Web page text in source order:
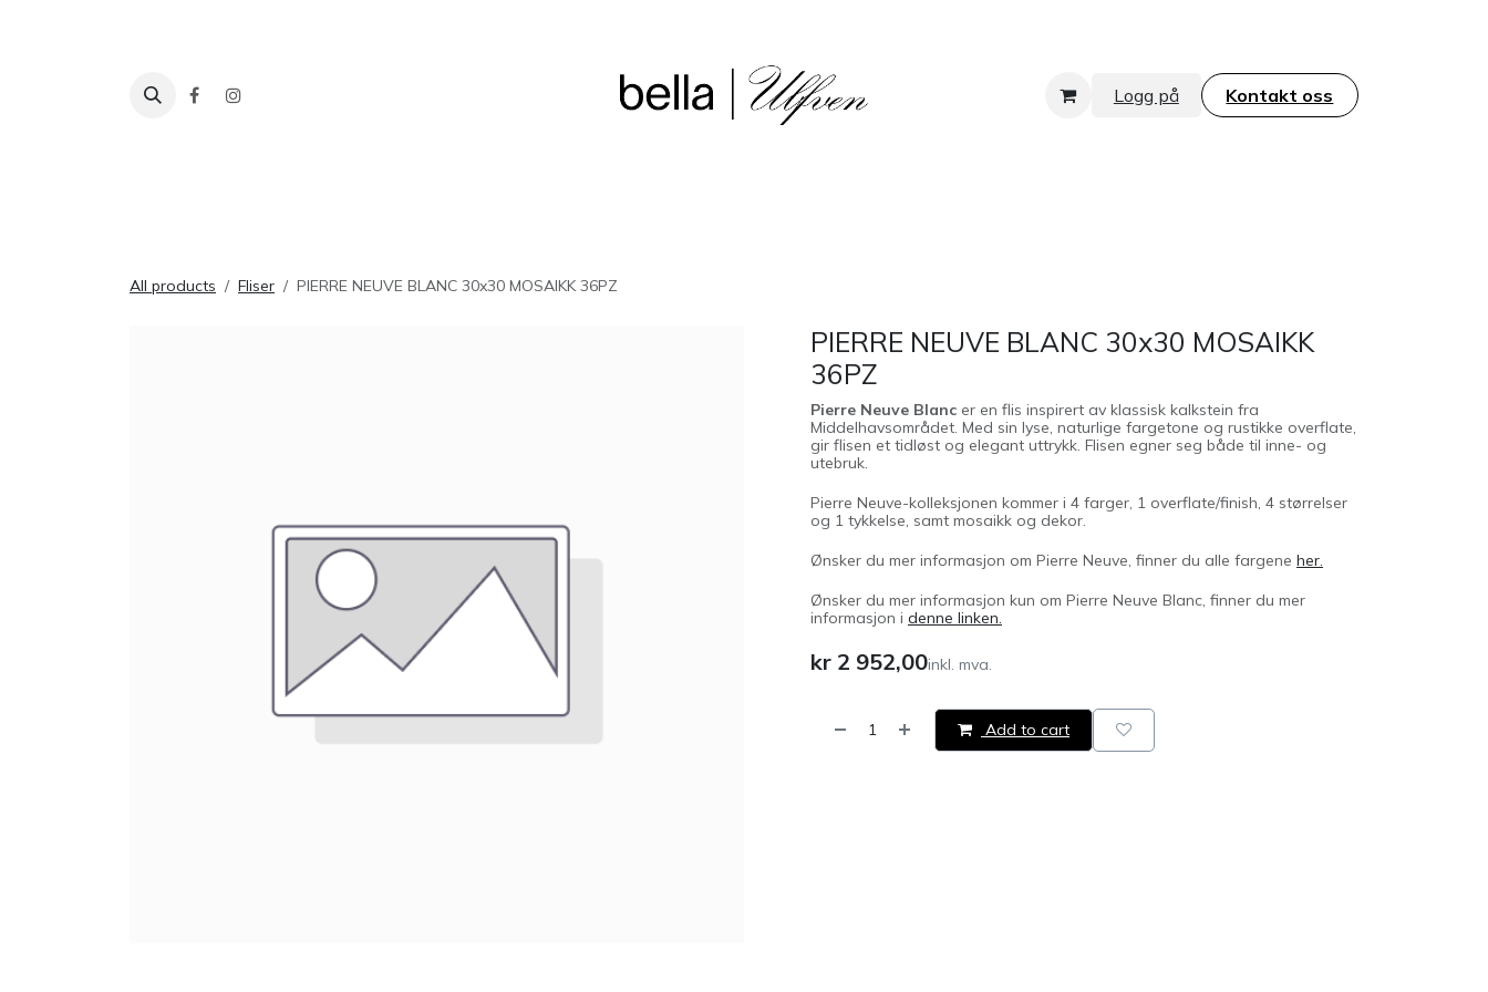
Logg på Kontakt oss​​​​​​​
All products Fliser PIERRE NEUVE BLANC 30x30 MOSAIKK 36PZ
PIERRE NEUVE BLANC 30x30 MOSAIKK
36PZ
Pierre Neuve Blanc er en flis inspirert av klassisk kalkstein fra
Middelhavsområdet. Med sin lyse, naturlige fargetone og rustikke overflate,
gir flisen et tidløst og elegant uttrykk. Flisen egner seg både til inne- og
utebruk.
Pierre Neuve-kolleksjonen kommer i 4 farger, 1 overflate/finish, 4 størrelser
og 1 tykkelse, samt mosaikk og dekor.
Ønsker du mer informasjon om Pierre Neuve, finner du alle fargene her.
Ønsker du mer informasjon kun om Pierre Neuve Blanc, finner du mer
informasjon i denne linken.
kr 2 952,00inkl. mva.
Add to cart